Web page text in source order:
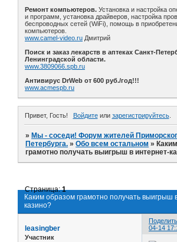
Ремонт компьютеров. Установка и настройка
и программ, установка драйверов, настройка
беспроводных сетей (WiFi), помощь в
компьютеров.
www.camel-video.ru Дмитрий
Поиск и заказ лекарств в аптеках Санкт-
Ленинградской области.
www.3809066.spb.ru
Антивирус DrWeb от 600 руб./год!!!
www.acmespb.ru
Привет, Гость! Войдитеили зарегистрируйтесь.
» Мы - соседи! Форум жителей
Петербурга. »Обо всем остальном »
грамотно получать выигрыш в интернет-
Каким образом грамотно получать выигрыш
казино?
Страница:1
04-14
leasingber
Участник